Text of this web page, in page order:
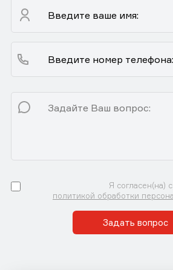
Я согласен(на) с
политикой обработки
Задать вопрос